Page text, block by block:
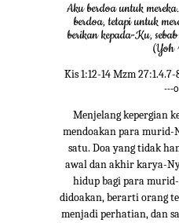
Aku berdoa untuk
berdoa, tetapi untuk
berikan kepada-Ku,
(Yoh
Kis 1:12-14 Mzm 27:1.4.7-
---
Menjelang kepergian
mendoakan para murid-
satu. Doa yang tidak
awal dan akhir karya-
hidup bagi para
didoakan, berarti orang
menjadi perhatian, dan